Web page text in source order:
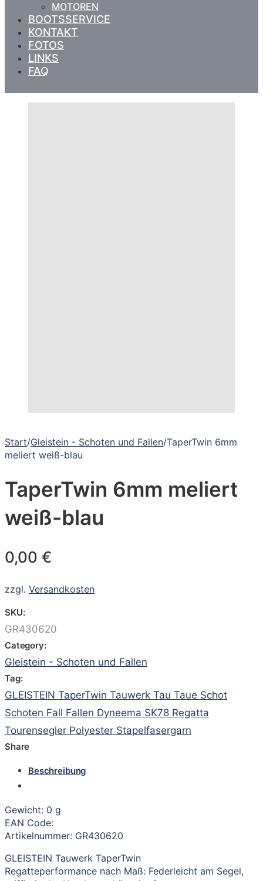
MOTOREN
BOOTSSERVICE
KONTAKT
FOTOS
LINKS
FAQ
Start/Gleistein - Schoten und Fallen/TaperTwin 6mm
meliert weiß-blau
TaperTwin 6mm meliert
weiß-blau
0,00 €
zzgl. Versandkosten
SKU:
GR430620
Category:
Gleistein - Schoten und Fallen
Tag:
GLEISTEIN TaperTwin Tauwerk Tau Taue Schot
Schoten Fall Fallen Dyneema SK78 Regatta
Tourensegler Polyester Stapelfasergarn
Share
Beschreibung
Gewicht: 0 g
EAN Code:
Artikelnummer: GR430620
GLEISTEIN Tauwerk TaperTwin
Regatteperformance nach Maß: Federleicht am Segel,